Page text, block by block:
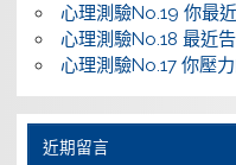
心理測驗No.19 你最
心理測驗No.18 最近
心理測驗No.17 你壓
近期留言